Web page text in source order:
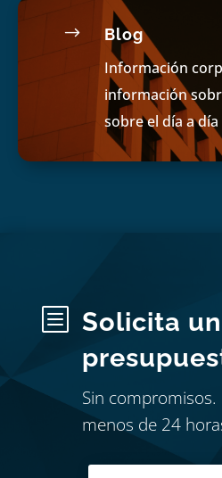
$ Blog
Información
información
sobre el día a
b
Solicita un
Sin
menos de 24